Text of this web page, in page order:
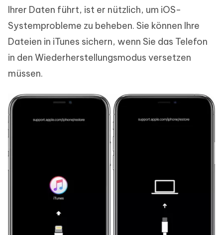
Ihrer Daten führt, ist er nützlich, um iOS-
Systemprobleme zu beheben. Sie können Ihre
Dateien in iTunes sichern, wenn Sie das Telefon
in den Wiederherstellungsmodus versetzen
müssen.